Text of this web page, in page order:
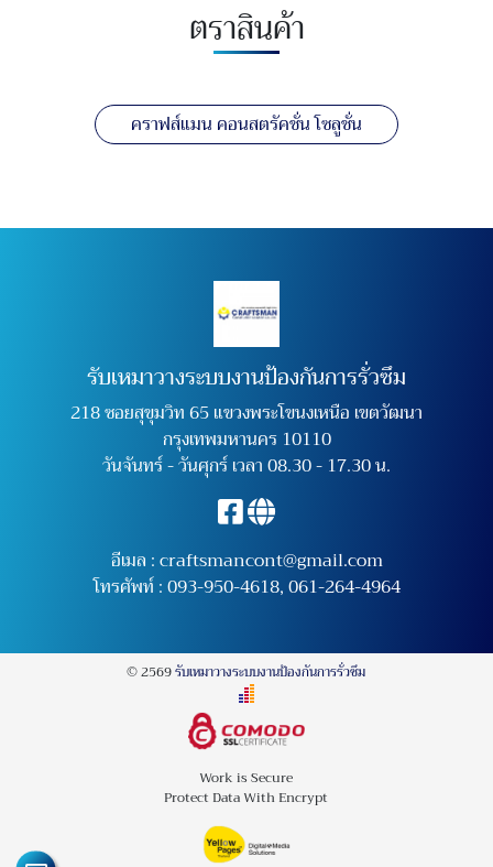
ตราสินค้า
คราฟส์แมน คอนสตรัคชั่น โซลูชั่น
รับเหมาวางระบบงานป้องกันการรั่วซึม
218 ซอยสุขุมวิท 65 แขวงพระโขนงเหนือ เขตวัฒนา
กรุงเทพมหานคร 10110
วันจันทร์ - วันศุกร์ เวลา 08.30 - 17.30 น.
อีเมล :craftsmancont@gmail.com
โทรศัพท์ :093-950-4618,061-264-4964
© 2569รับเหมาวางระบบงานป้องกันการรั่วซึม
Work is Secure
Protect Data With Encrypt